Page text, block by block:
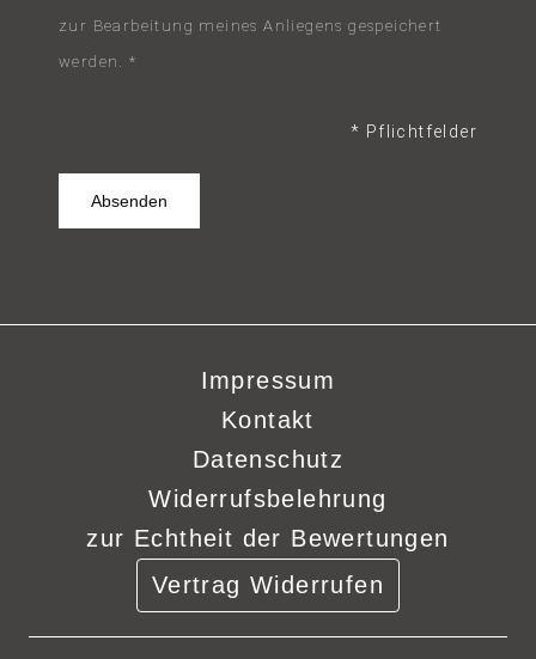
zur Bearbeitung meines Anliegens gespeichert
werden. *
* Pflichtfelder
Impressum
Kontakt
Datenschutz
Widerrufsbelehrung
zur Echtheit der Bewertungen
Vertrag Widerrufen